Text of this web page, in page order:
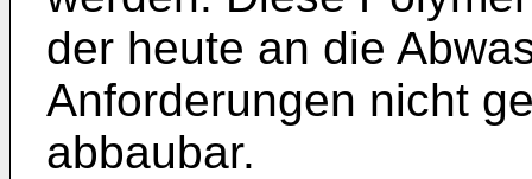
der heute an die
Anforderungen nicht
abbaubar.